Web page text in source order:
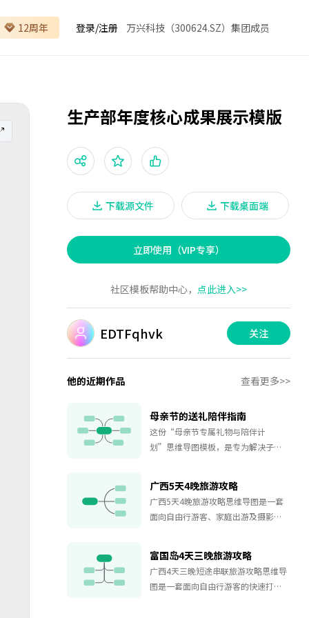
12周年 登录/注册 万兴科技（300624.SZ）集团成员
生产部年度核心成果展示模版
下载源文件 下载桌面端
立即使用（VIP专享）
社区模板帮助中心， 点此进入>>
EDTFqhvk 关注
他的近期作品 查看更多>>
母亲节的送礼陪伴指南
这份“母亲节专属礼物与陪伴计
划”思维导图模板，是专为解决子
决方案。本模板独创“预算分层 心意
三维度”的实用架构，以“200元暖心
档”与“500元心意档”两大高接受度
怀”、“体验共享”与“仪式感表
达”三类精准击中母亲需求的礼物方
向，并创新性整合“6项可立即执行的
广西5天4晚旅游攻略
广西5天4晚旅游攻略思维导图是一套
面向自由行游客、家庭出游及摄影爱
五大旅游目的地——南宁、桂林、北
海、防城港以及中越边境的山水秘
境。该模板按照5天4晚的行程节奏，
富国岛4天三晚旅游攻略
广西4天三晚短途串联旅游攻略思维导
图是一套面向自由行游客的快速打卡